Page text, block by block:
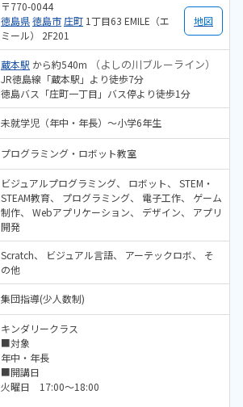
〒770-0044
徳島県徳島市 庄町 1丁目63 EMILE（エ
ミール） 2F201
地図
蔵本駅 から約540m （よしの川ブルーライン）
JR徳島線「蔵本駅」より徒歩7分
徳島バス「庄町一丁目」バス停より徒歩1分
未就学児（年中・年長）～小学6年生
プログラミング・ロボット教室
ビジュアルプログラミング ロボット
STEM・
STEAM教育
プログラミング 電子工作
ゲーム
制作
Webアプリケーション デザイン
アプリ
開発
Scratch ビジュアル言語 アーテックロボ
そ
の他
集団指導(少人数制)
キンダリークラス
■対象
年中・年長
■開講日
火曜日 17:00～18:00